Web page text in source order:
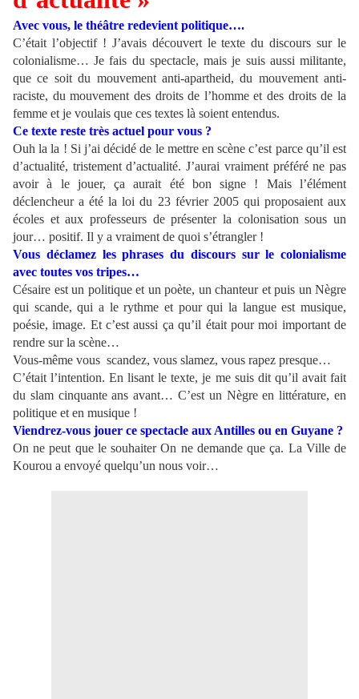
Avec vous, le théâtre redevient politique….
C’était l’objectif ! J’avais découvert le texte du discours sur le
colonialisme… Je fais du spectacle, mais je suis aussi militante,
que ce soit du mouvement anti-apartheid, du mouvement anti-
raciste, du mouvement des droits de l’homme et des droits de la
femme et je voulais que ces textes là soient entendus.
Ce texte reste très actuel pour vous ?
Ouh la la ! Si j’ai décidé de le mettre en scène c’est parce qu’il est
d’actualité, tristement d’actualité. J’aurai vraiment préféré ne pas
avoir à le jouer, ça aurait été bon signe ! Mais l’élément
déclencheur a été la loi du 23 février 2005 qui proposaient aux
écoles et aux professeurs de présenter la colonisation sous un
jour… positif. Il y a vraiment de quoi s’étrangler !
Vous déclamez les phrases du discours sur le colonialisme
avec toutes vos tripes…
Césaire est un politique et un poète, un chanteur et puis un Nègre
qui scande, qui a le rythme et pour qui la langue est musique,
poésie, image. Et c’est aussi ça qu’il était pour moi important de
rendre sur la scène…
Vous-même vous scandez, vous slamez, vous rapez presque…
C’était l’intention. En lisant le texte, je me suis dit qu’il avait fait
du slam cinquante ans avant… C’est un Nègre en littérature, en
politique et en musique !
Viendrez-vous jouer ce spectacle aux Antilles ou en Guyane ?
On ne peut que le souhaiter On ne demande que ça. La Ville de
Kourou a envoyé quelqu’un nous voir…